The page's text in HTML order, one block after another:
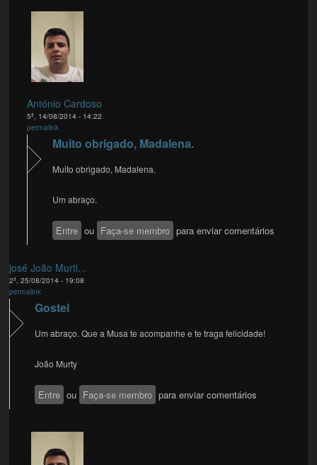
António Cardoso
5ª, 14/08/2014 - 14:22
permalink
Muito obrigado, Madalena.
Muito obrigado, Madalena.
Um abraço.
Entre ou Faça-se membro para enviar comentários
josé João Murti...
2ª, 25/08/2014 - 19:08
permalink
Gostei
Um abraço. Que a Musa te acompanhe e te traga felicidade!
João Murty
Entre ou Faça-se membro para enviar comentários